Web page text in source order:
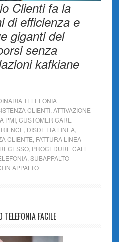
Clienti fa la
di efficienza e
giganti del
senza
kafkiane
TELEFONIA
CLIENTI, ATTIVAZIONE
PMI, CUSTOMER CARE
DISDETTA LINEA,
CLIENTE FATTURA LINEA
, PROCEDURE CALL
, SUBAPPALTO
IN APPALTO
TELEFONIA FACILE